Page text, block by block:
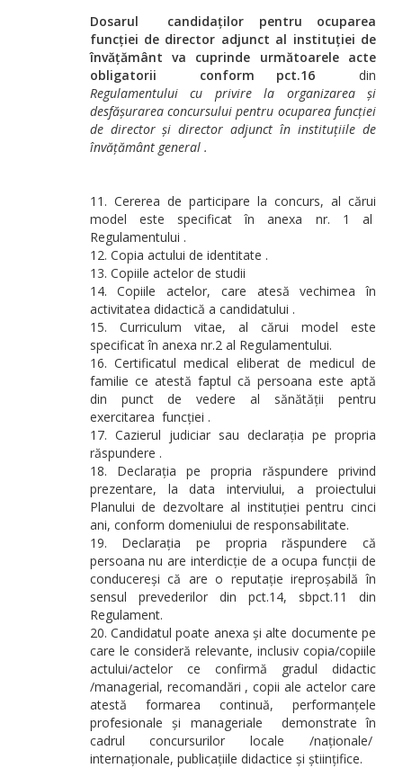
Dosarul candidaților pentru ocuparea
funcției de director adjunct al instituției de
învățământ va cuprinde următoarele acte
obligatorii conform pct.16 din
Regulamentului cu privire la organizarea și
desfășurarea concursului pentru ocuparea funcției
de director și director adjunct în instituțiile de
învățământ general .
Cererea de participare la concurs, al cărui
model este specificat în anexa nr. 1 al
Regulamentului .
Copia actului de identitate .
Copiile actelor de studii
Copiile actelor, care atesă vechimea în
activitatea didactică a candidatului .
Curriculum vitae, al cărui model este
specificat în anexa nr.2 al Regulamentului.
Certificatul medical eliberat de medicul de
familie ce atestă faptul că persoana este aptă
din punct de vedere al sănătății pentru
exercitarea funcției .
Cazierul judiciar sau declarația pe propria
răspundere .
Declarația pe propria răspundere privind
prezentare, la data interviului, a proiectului
Planului de dezvoltare al instituției pentru cinci
ani, conform domeniului de responsabilitate.
Declarația pe propria răspundere că
persoana nu are interdicție de a ocupa funcții de
conducereși că are o reputație ireproșabilă în
sensul prevederilor din pct.14, sbpct.11 din
Regulament.
Candidatul poate anexa și alte documente pe
care le consideră relevante, inclusiv copia/copiile
actului/actelor ce confirmă gradul didactic
/managerial, recomandări , copii ale actelor care
atestă formarea continuă, performanțele
profesionale și manageriale demonstrate în
cadrul concursurilor locale /naționale/
internaționale, publicațiile didactice și științifice.